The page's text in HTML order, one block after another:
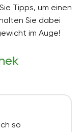
Tipps, um einen
Sie dabei
im Auge!
so